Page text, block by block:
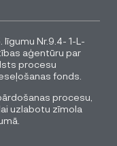
līgumu Nr.9.4- 1-L-
aģentūru par
procesu
fonds.
procesu,
uzlabotu zīmola